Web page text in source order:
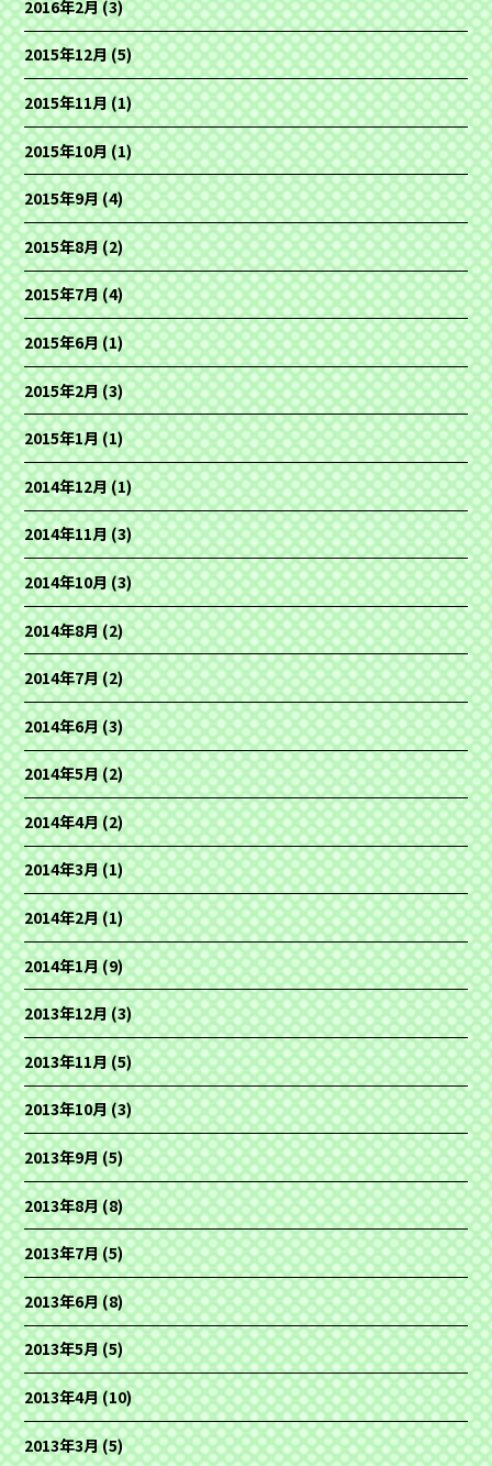
2016年2月(3)
2015年12月(5)
2015年11月(1)
2015年10月(1)
2015年9月(4)
2015年8月(2)
2015年7月(4)
2015年6月(1)
2015年2月(3)
2015年1月(1)
2014年12月(1)
2014年11月(3)
2014年10月(3)
2014年8月(2)
2014年7月(2)
2014年6月(3)
2014年5月(2)
2014年4月(2)
2014年3月(1)
2014年2月(1)
2014年1月(9)
2013年12月(3)
2013年11月(5)
2013年10月(3)
2013年9月(5)
2013年8月(8)
2013年7月(5)
2013年6月(8)
2013年5月(5)
2013年4月(10)
2013年3月(5)